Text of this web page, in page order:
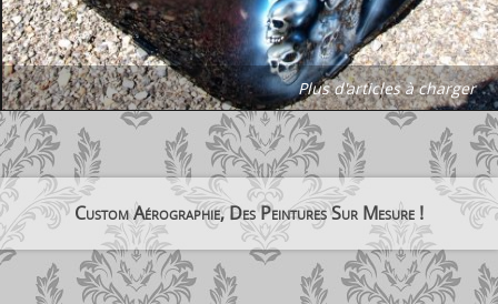
Plus d'articles à charger
Custom Aérographie, Des Peintures Sur Mesure !